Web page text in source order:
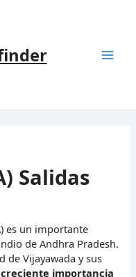
Salidas
es un importante
de Andhra Pradesh.
de Vijayawada y sus
creciente importancia